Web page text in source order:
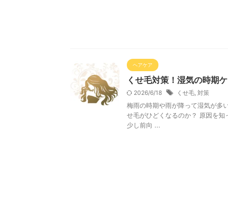
ヘアケア
くせ毛対策！湿気の時期
2026/6/18 くせ毛, 対策
梅雨の時期や雨が降って湿気が多
せ毛がひどくなるのか？ 原因を
少し前向 ...